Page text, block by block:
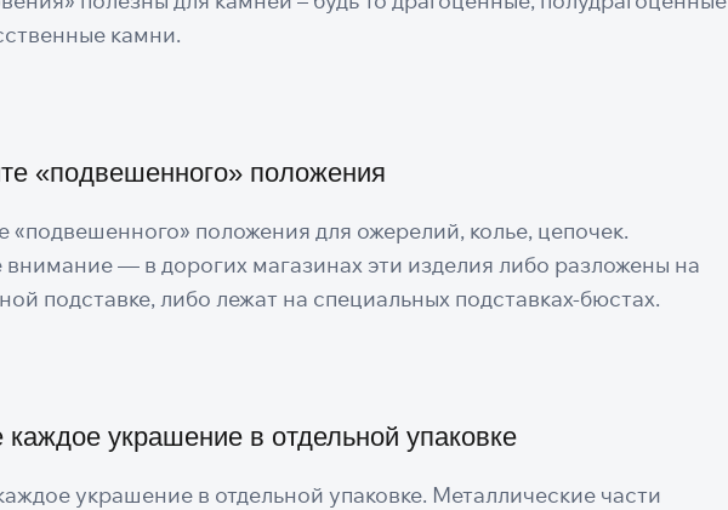
камни.
«подвешенного» положения
«подвешенного» положения для ожерелий, колье, цепочек.
внимание — в дорогих магазинах эти изделия либо разложены на
подставке, либо лежат на специальных подставках-бюстах.
каждое украшение в отдельной упаковке
украшение в отдельной упаковке. Металлические части